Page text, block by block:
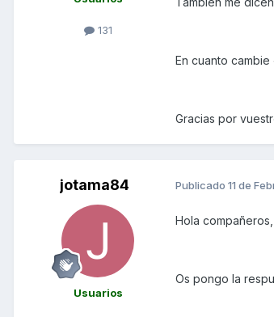
131
En cuanto
Gracias por
jotama84
Usuarios
Publicado 11 de
Hola compañeros,
Os pongo la